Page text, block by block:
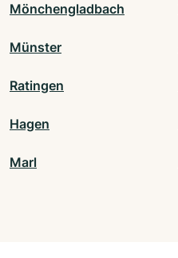
Mönchengladbach
Münster
Ratingen
Hagen
Marl